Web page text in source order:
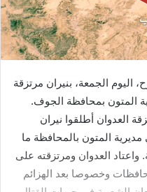
الجمعة، بنيران مرتزقة
المتون بمحافظة الجوف.
العدوان أطلقوا نيران
المتون بالمحافظة ما
العدوان ومرتزقته على
وخصوصا بعد الهزائم